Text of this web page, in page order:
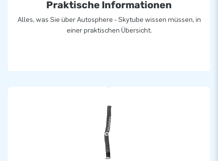
Praktische Informationen
Alles, was Sie über Autosphere - Skytube wissen müssen, in
einer praktischen Übersicht.